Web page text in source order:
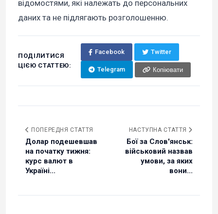
відомостями, які належать до персональних
даних та не підлягають розголошенню.
ПОДІЛИТИСЯ
ЦІЄЮ СТАТТЕЮ:
Facebook Twitter
Telegram Копіювати
ПОПЕРЕДНЯ СТАТТЯ
Долар подешевшав
на початку тижня:
курс валют в
Україні...
НАСТУПНА СТАТТЯ
Бої за Слов'янськ:
військовий назвав
умови, за яких
вони...